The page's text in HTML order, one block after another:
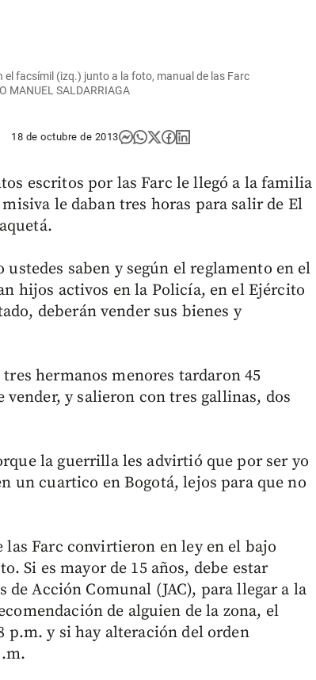
el facsímil (izq.) junto a la foto, manual de las Farc
MANUEL SALDARRIAGA
18 de octubre de 2013
escritos por las Farc le llegó a la familia
le daban tres horas para salir de El
saben y según el reglamento en el
hijos activos en la Policía, en el Ejército
deberán vender sus bienes y
hermanos menores tardaron 45
y salieron con tres gallinas, dos
la guerrilla les advirtió que por ser yo
un cuartico en Bogotá, lejos para que no
Farc convirtieron en ley en el bajo
Si es mayor de 15 años, debe estar
Acción Comunal (JAC), para llegar a la
de alguien de la zona, el
p.m. y si hay alteración del orden